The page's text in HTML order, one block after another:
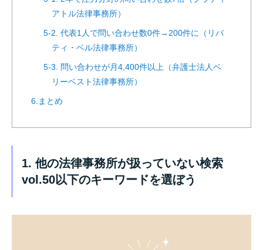
アトル法律事務所）
5-2. 代表1人で問い合わせ数0件→200件に（リバ
ティ・ベル法律事務所）
5-3. 問い合わせが月4,400件以上（弁護士法人ベ
リーベスト法律事務所）
6.まとめ
1. 他の法律事務所が扱っていない検索
vol.50以下のキーワードを選ぼう